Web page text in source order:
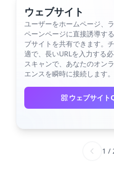
ウェブサイト
ユーザーをホームページ、
ペーンページに直接誘導す
ブサイトを共有できます。
適で、長いURLを入力する
スキャンで、あなたのオン
エンスを瞬時に接続します。
ウェブサイト
1 /